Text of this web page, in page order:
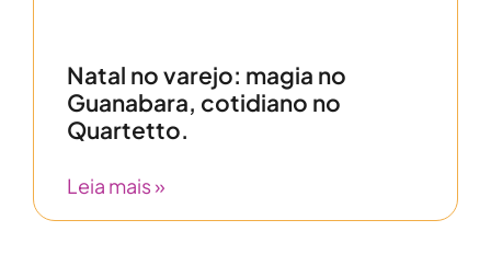
Natal no varejo: magia no
Guanabara, cotidiano no
Quartetto.
Leia mais »